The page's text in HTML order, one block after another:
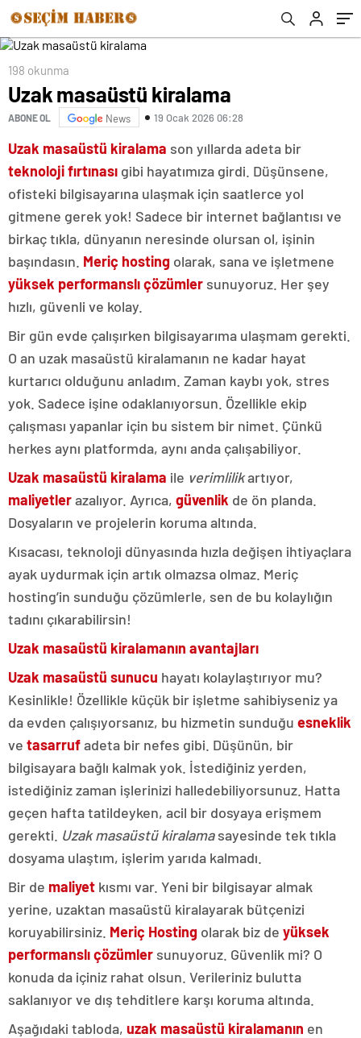
198 okunma
Uzak masaüstü kiralama
ABONE OL News 19 Ocak 2026 06:28
Uzak masaüstü kiralama son yıllarda adeta bir
teknoloji fırtınası gibi hayatımıza girdi. Düşünsene,
ofisteki bilgisayarına ulaşmak için saatlerce yol
gitmene gerek yok! Sadece bir internet bağlantısı ve
birkaç tıkla, dünyanın neresinde olursan ol, işinin
başındasın. Meriç hosting olarak, sana ve işletmene
yüksek performanslı çözümler sunuyoruz. Her şey
hızlı, güvenli ve kolay.
Bir gün evde çalışırken bilgisayarıma ulaşmam gerekti.
O an uzak masaüstü kiralamanın ne kadar hayat
kurtarıcı olduğunu anladım. Zaman kaybı yok, stres
yok. Sadece işine odaklanıyorsun. Özellikle ekip
çalışması yapanlar için bu sistem bir nimet. Çünkü
herkes aynı platformda, aynı anda çalışabiliyor.
Uzak masaüstü kiralama ile verimlilikartıyor,
maliyetlerazalıyor. Ayrıca, güvenlik de ön planda.
Dosyaların ve projelerin koruma altında.
Kısacası, teknoloji dünyasında hızla değişen ihtiyaçlara
ayak uydurmak için artık olmazsa olmaz. Meriç
hosting’in sunduğu çözümlerle, sen de bu kolaylığın
tadını çıkarabilirsin!
Uzak masaüstü kiralamanın avantajları
Uzak masaüstü sunucu hayatı kolaylaştırıyor mu?
Kesinlikle! Özellikle küçük bir işletme sahibiyseniz ya
da evden çalışıyorsanız, bu hizmetin sunduğu esneklik
ve tasarrufadeta bir nefes gibi. Düşünün, bir
bilgisayara bağlı kalmak yok. İstediğiniz yerden,
istediğiniz zaman işlerinizi halledebiliyorsunuz. Hatta
geçen hafta tatildeyken, acil bir dosyaya erişmem
gerekti. Uzak masaüstü kiralamasayesinde tek tıkla
dosyama ulaştım, işlerim yarıda kalmadı.
Bir de maliyet kısmı var. Yeni bir bilgisayar almak
yerine, uzaktan masaüstü kiralayarak bütçenizi
koruyabilirsiniz. Meriç Hosting olarak biz de yüksek
performanslı çözümler sunuyoruz. Güvenlik mi? O
konuda da içiniz rahat olsun. Verileriniz bulutta
saklanıyor ve dış tehditlere karşı koruma altında.
Aşağıdaki tabloda, uzak masaüstü kiralamanın en